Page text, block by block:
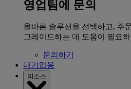
영업팀에 문의
올바른 솔루션을 선택하고, 주
그레이드하는 데 도움이 필요
문의하기
대기업용
리소스